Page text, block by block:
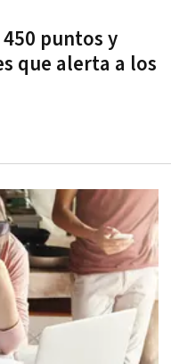
puntos y
que alerta a los